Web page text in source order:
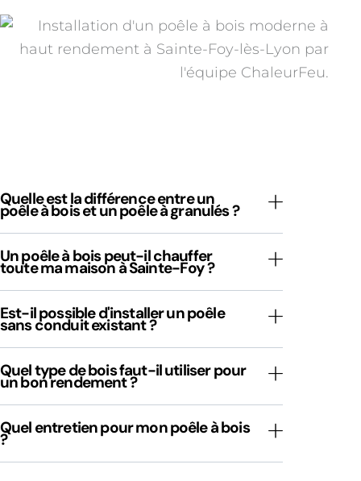
Quelle est la différence entre un
poêle à bois et un poêle à granulés ?
Un poêle à bois peut-il chauffer
toute ma maison à Sainte-Foy ?
Est-il possible d'installer un poêle
sans conduit existant ?
Quel type de bois faut-il utiliser pour
un bon rendement ?
Quel entretien pour mon poêle à bois
?